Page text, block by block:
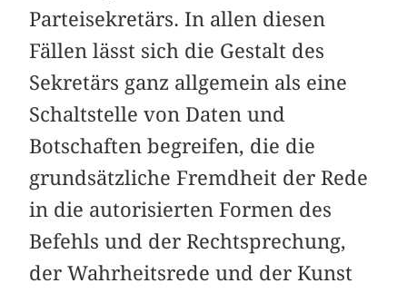
Parteisekretärs. In allen diesen
Fällen lässt sich die Gestalt des
Sekretärs ganz allgemein als eine
Schaltstelle von Daten und
Botschaften begreifen, die die
grundsätzliche Fremdheit der Rede
in die autorisierten Formen des
Befehls und der Rechtsprechung,
der Wahrheitsrede und der Kunst